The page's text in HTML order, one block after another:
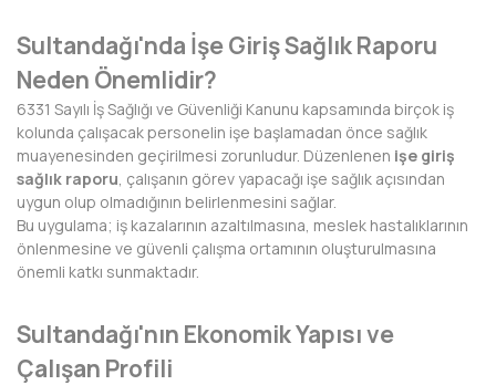
BİNGÖL
BİTLİS
BOLU
BURDUR
BURSA
ÇANAKKALE
ÇORUM
Sultandağı'nda İşe Giriş Sağlık Raporu
Neden Önemlidir?
6331 Sayılı İş Sağlığı ve Güvenliği Kanunu kapsamında birçok iş
kolunda çalışacak personelin işe başlamadan önce sağlık
muayenesinden geçirilmesi zorunludur. Düzenlenen işe giriş
sağlık raporu , çalışanın görev yapacağı işe sağlık açısından
uygun olup olmadığının belirlenmesini sağlar.
Bu uygulama; iş kazalarının azaltılmasına, meslek hastalıklarının
önlenmesine ve güvenli çalışma ortamının oluşturulmasına
önemli katkı sunmaktadır.
Sultandağı'nın Ekonomik Yapısı ve
Çalışan Profili